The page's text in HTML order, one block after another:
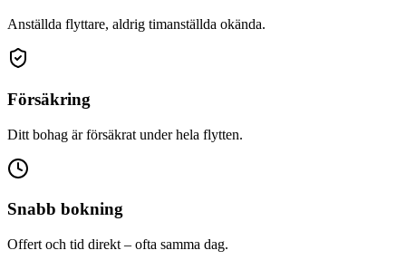
Anställda flyttare, aldrig timanställda okända.
Försäkring
Ditt bohag är försäkrat under hela flytten.
Snabb bokning
Offert och tid direkt – ofta samma dag.